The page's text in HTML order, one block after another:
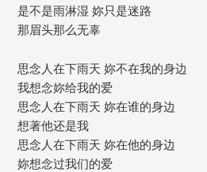
是不是雨淋湿 妳只是迷路
那眉头那么无辜
思念人在下雨天 妳不在我的身边
我想念妳给我的爱
思念人在下雨天 妳在谁的身边
想著他还是我
思念人在下雨天 妳在他的身边
妳想念过我们的爱